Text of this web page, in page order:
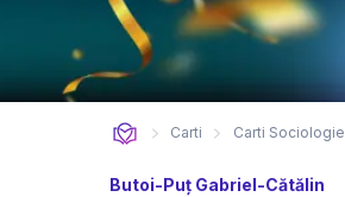
Carti Carti Sociologie
Butoi-Puț Gabriel-Cătălin